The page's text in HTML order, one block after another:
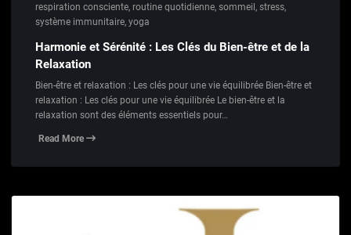
respiration consciente, routine quotidienne, sommeil , stress,
système immunitaire, yoga
Harmonie et Sérénité : Les Clés du Bien-être et de la
Relaxation
Bien-être et relaxation : Les clés pour une vie équilibrée Bien-être et
relaxation : Les clés pour une vie équilibrée Le bien-être et la
relaxation sont des éléments essentiels pour…
Read More